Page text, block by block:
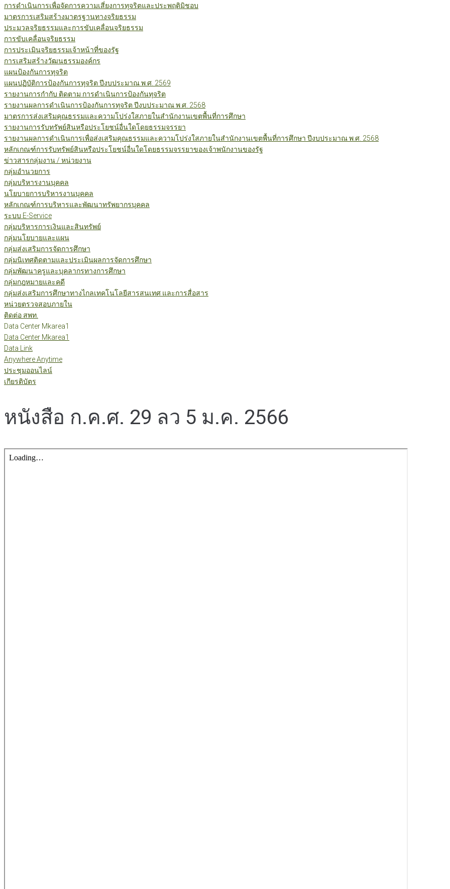
การดำเนินการเพื่อจัดการความเสี่ยงการทุจริตและประพฤติมิชอบ
มาตรการเสริมสร้างมาตรฐานทางจริยธรรม
ประมวลจริยธรรมและการขับเคลื่อนจริยธรรม
การขับเคลื่อนจริยธรรม
การประเมินจริยธรรมเจ้าหน้าที่ของรัฐ
การเสริมสร้างวัฒนธรรมองค์กร
แผนป้องกันการทุจริต
แผนปฏิบัติการป้องกันการทุจริต ปีงบประมาณ พ.ศ. 2569
รายงานการกำกับ ติดตาม การดำเนินการป้องกันทุจริต
รายงานผลการดำเนินการป้องกันการทุจริต ปีงบประมาณ พ.ศ. 2568
มาตรการส่งเสริมคุณธรรมและความโปร่งใสภายในสำนักงานเขตพื้นที่การศึกษา
รายงานการรับทรัพย์สินหรือประโยชน์อื่นใดโดยธรรมจรรยา
รายงานผลการดำเนินการเพื่อส่งเสริมคุณธรรมและความโปร่งใสภายในสำนักงานเขตพื้นที่การศึกษา ปีงบประมาณ พ.ศ. 2568
หลักเกณฑ์การรับทรัพย์สินหรือประโยชน์อื่นใดโดยธรรมจรรยาของเจ้าพนักงานของรัฐ
ข่าวสารกลุ่มงาน / หน่วยงาน
กลุ่มอำนวยการ
กลุ่มบริหารงานบุคคล
นโยบายการบริหารงานบุคคล
หลักเกณฑ์การบริหารและพัฒนาทรัพยากรบุคคล
ระบบ E-Service
กลุ่มบริหารการเงินและสินทรัพย์
กลุ่มนโยบายและแผน
กลุ่มส่งเสริมการจัดการศึกษา
กลุ่มนิเทศติดตามและประเมินผลการจัดการศึกษา
กลุ่มพัฒนาครูและบุคลากรทางการศึกษา
กลุ่มกฎหมายและคดี
กลุ่มส่งเสริมการศึกษาทางไกลเทคโนโลยีสารสนเทศ และการสื่อสาร
หน่วยตรวจสอบภายใน
ติดต่อ สพท.
Data Center Mkarea1
Data Center Mkarea1
Data Link
Anywhere Anytime
ประชุมออนไลน์
เกียรติบัตร
หนังสือ ก.ค.ศ. 29 ลว 5 ม.ค. 2566